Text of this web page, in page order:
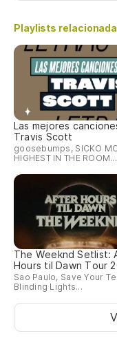
Playlists
Las mejores
Travis Scott
goosebumps, SICKO
HIGHEST IN THE ROOM...
The Weeknd Setlist:
Hours til Dawn Tour
Sao Paulo, Save Your
Blinding Lights...